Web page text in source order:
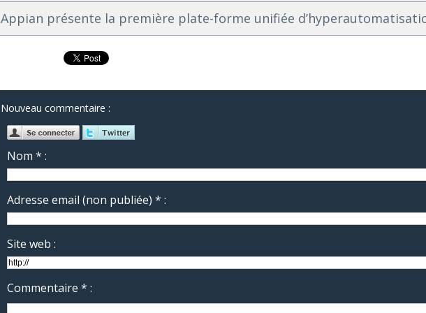
Appian présente la première plate-forme unifiée
Nouveau commentaire :
Nom * :
Adresse email (non publiée) * :
Site web :
Commentaire * :